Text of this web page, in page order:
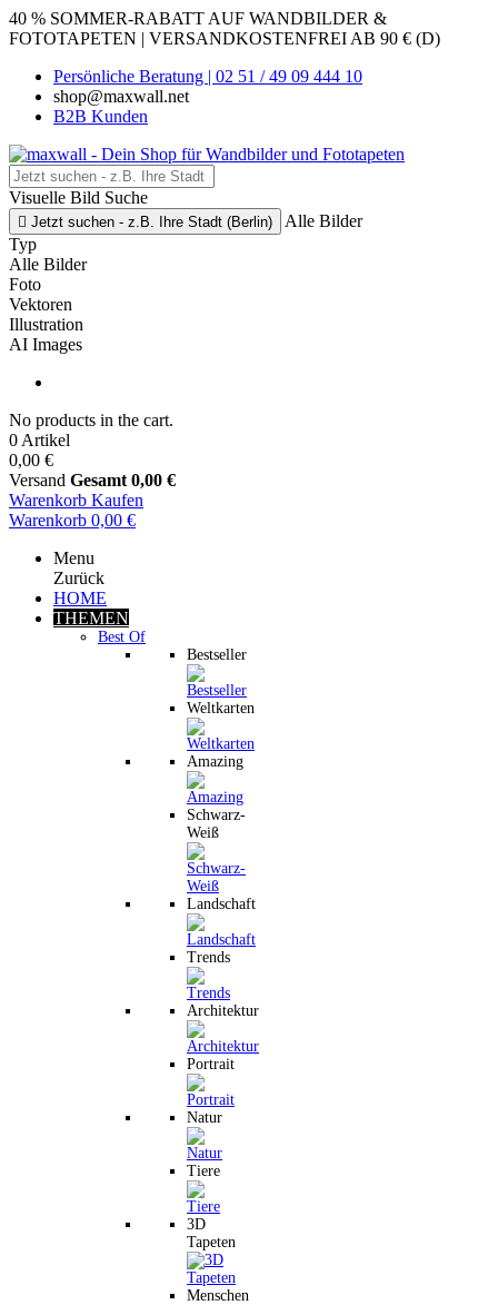
40 % SOMMER-RABATT AUF WANDBILDER &
FOTOTAPETEN | VERSANDKOSTENFREI AB 90 € (D)
Persönliche Beratung | 02 51 / 49 09 444 10
shop@maxwall.net
B2B Kunden
Visuelle Bild Suche
 Jetzt suchen - z.B. Ihre Stadt (Berlin)
Alle Bilder
Typ
Alle Bilder
Foto
Vektoren
Illustration
AI Images
No products in the cart.
0 Artikel
0,00 €
Versand Gesamt 0,00 €
Warenkorb Kaufen
Warenkorb 0,00 €
Menu
Zurück
HOME
THEMEN
Best Of
Bestseller
Weltkarten
Amazing
Schwarz-
Weiß
Landschaft
Trends
Architektur
Portrait
Natur
Tiere
3D
Tapeten
Menschen